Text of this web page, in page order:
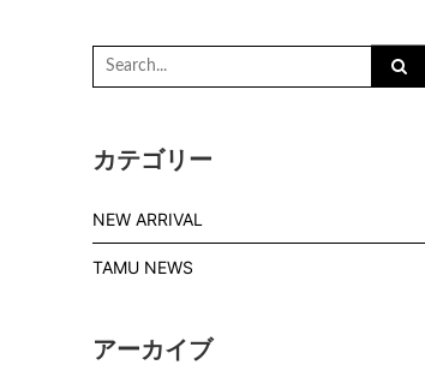
Search
for:
カテゴリー
NEW ARRIVAL
TAMU NEWS
アーカイブ